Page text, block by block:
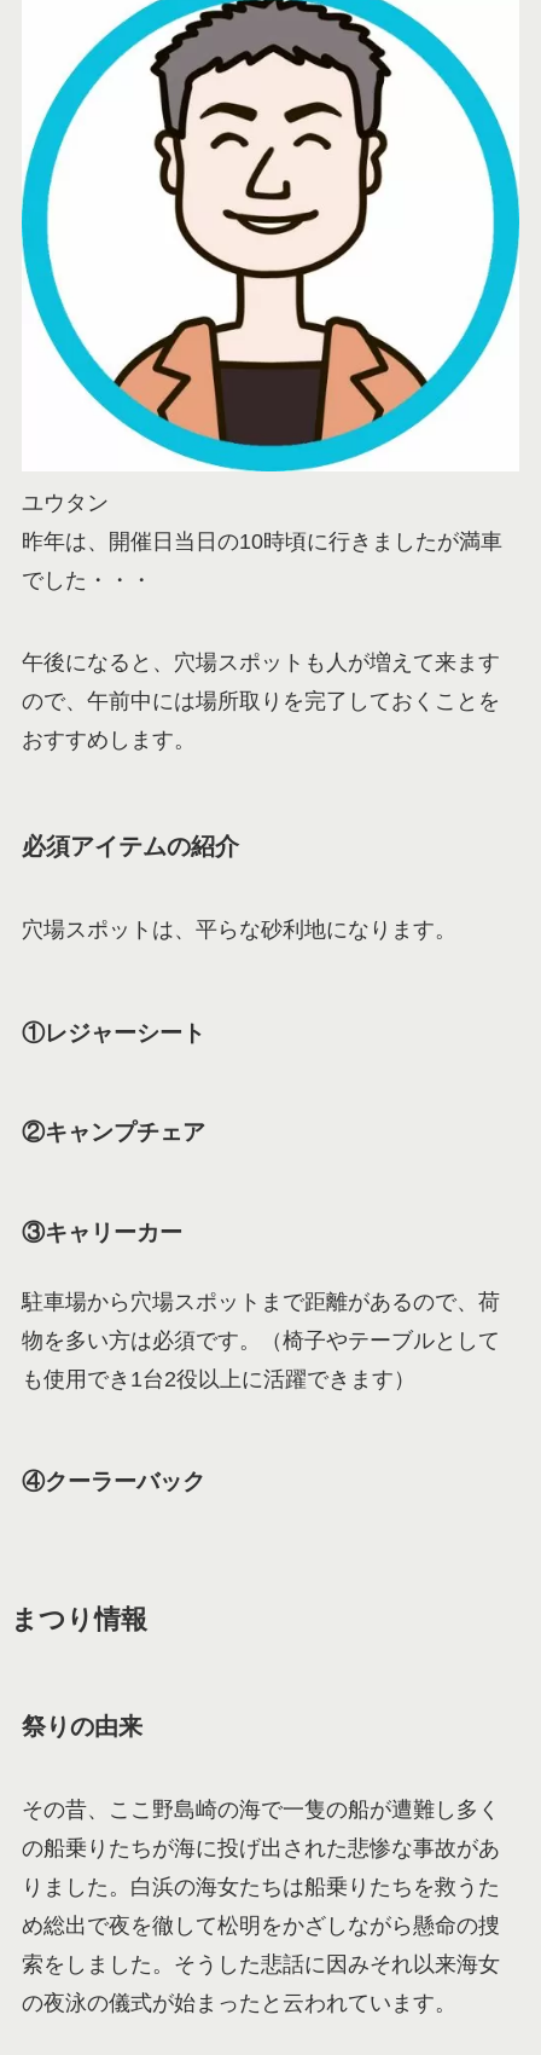
ユウタン
昨年は、開催日当日の10時頃に行きましたが満車
でした・・・
午後になると、穴場スポットも人が増えて来ます
ので、午前中には場所取りを完了しておくことを
おすすめします。
必須アイテムの紹介
穴場スポットは、平らな砂利地になります。
①レジャーシート
②キャンプチェア
③キャリーカー
駐車場から穴場スポットまで距離があるので、荷
物を多い方は必須です。（椅子やテーブルとして
も使用でき1台2役以上に活躍できます）
④クーラーバック
まつり情報
祭りの由来
その昔、ここ野島崎の海で一隻の船が遭難し多く
の船乗りたちが海に投げ出された悲惨な事故があ
りました。白浜の海女たちは船乗りたちを救うた
め総出で夜を徹して松明をかざしながら懸命の捜
索をしました。そうした悲話に因みそれ以来海女
の夜泳の儀式が始まったと云われています。